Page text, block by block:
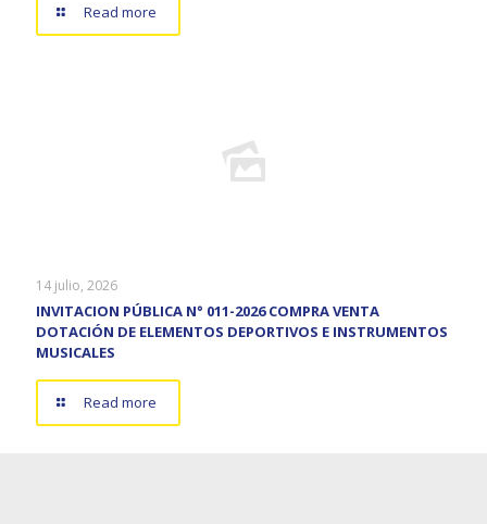
Read more
14 julio, 2026
INVITACION PÚBLICA N° 011-2026 COMPRA VENTA
DOTACIÓN DE ELEMENTOS DEPORTIVOS E INSTRUMENTOS
MUSICALES
Read more